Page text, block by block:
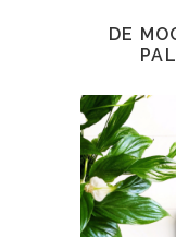
DE